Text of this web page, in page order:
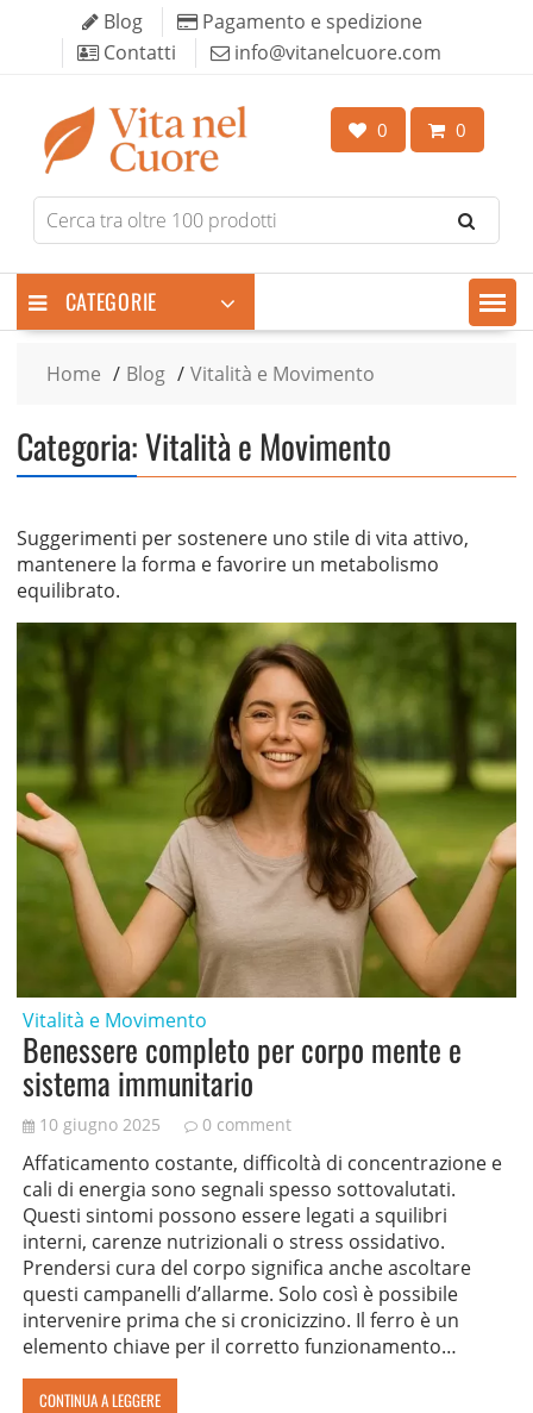
content
Blog
Pagamento e spedizione
Contatti
info@vitanelcuore.com
0 0
Search
for
CATEGORIE
Home Blog Vitalità e Movimento
Categoria:Vitalità e Movimento
Suggerimenti per sostenere uno stile di vita attivo,
mantenere la forma e favorire un metabolismo
equilibrato.
Vitalità e Movimento
Benessere completo per corpo mente e
sistema immunitario
10 giugno 2025 0 comment
Affaticamento costante, difficoltà di concentrazione e
cali di energia sono segnali spesso sottovalutati.
Questi sintomi possono essere legati a squilibri
interni, carenze nutrizionali o stress ossidativo.
Prendersi cura del corpo significa anche ascoltare
questi campanelli d’allarme. Solo così è possibile
intervenire prima che si cronicizzino. Il ferro è un
elemento chiave per il corretto funzionamento…
CONTINUA A LEGGERE